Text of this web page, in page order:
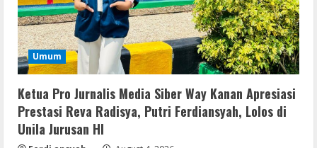
Umum
Ketua Pro Jurnalis Media Siber Way Kanan Apresiasi
Prestasi Reva Radisya, Putri Ferdiansyah, Lolos di
Unila Jurusan HI
4 August 7, 2026
5
Remux
Coyote vs. Acme 2026 Pre-DVDRip
August 7, 2026
Serialers